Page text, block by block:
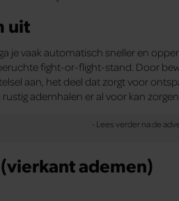
uit
je vaak automatisch sneller en
fight-or-flight-stand. Door
aan, het deel dat zorgt voor
ademhalen er al voor kan
ademen)